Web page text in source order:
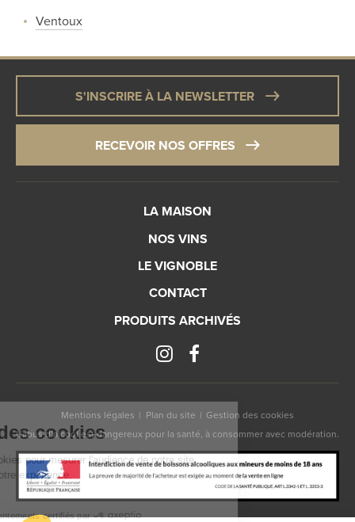
Ventoux
S'INSCRIRE À LA NEWSLETTER
RECEVOIR NOS OFFRES
LA MAISON
NOS VINS
LE VIGNOBLE
CONTACT
PRODUITS ARCHIVÉS
Mentions légales Plan du site
Gestion des cookies
L’abus d’alcool est dangereux pour la santé, à consommer avec modération.
des cookies
des cookies pour mesurer l'audience de notre site
optimiser votre expérience.
Consentements certifiés par